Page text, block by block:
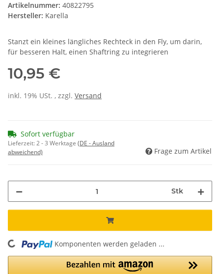
Artikelnummer: 40822795
Hersteller: Karella
Stanzt ein kleines längliches Rechteck in den Fly, um darin,
für besseren Halt, einen Shaftring zu integrieren
10,95 €
inkl. 19% USt. , zzgl. Versand
Sofort verfügbar
Lieferzeit:2 - 3 Werktage (DE - Ausland
abweichend)
Frage zum Artikel
Stk
Loading... Komponenten werden geladen ...